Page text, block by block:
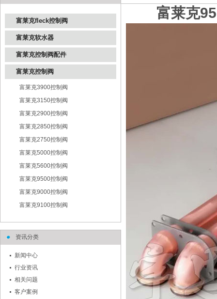
富莱克fleck控制阀
富莱克软水器
富莱克控制阀配件
富莱克控制阀
富莱克3900控制阀
富莱克3150控制阀
富莱克2900控制阀
富莱克2850控制阀
富莱克2750控制阀
富莱克5000控制阀
富莱克5600控制阀
富莱克9500控制阀
富莱克9000控制阀
富莱克9100控制阀
资讯分类
新闻中心
行业资讯
相关问题
客户案例
富莱克